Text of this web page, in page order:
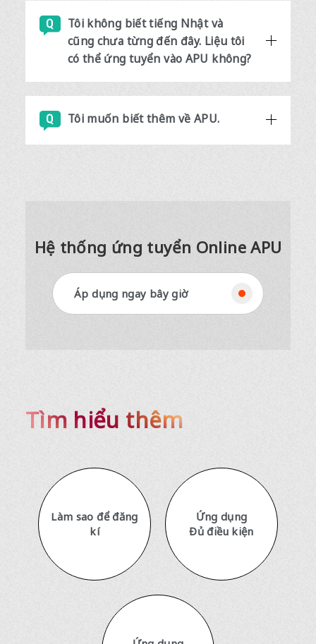
Tôi không biết tiếng Nhật và
cũng chưa từng đến đây. Liệu tôi
có thể ứng tuyển vào APU không?
Tôi muốn biết thêm về APU.
Hệ thống ứng tuyển Online APU
Áp dụng ngay bây giờ
Tìm hiểu thêm
Làm sao để đăng
kí
Ứng dụng
Đủ điều kiện